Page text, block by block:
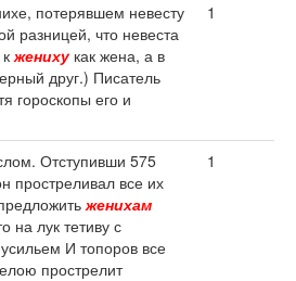
потерявшем невесту
разницей, что невеста
кженихукак жена, а в
друг.) Писатель
гороскопы его и
1
Отступивши 575
простреливал все их
женихам
на лук тетиву с
И топоров все
прострелит
1